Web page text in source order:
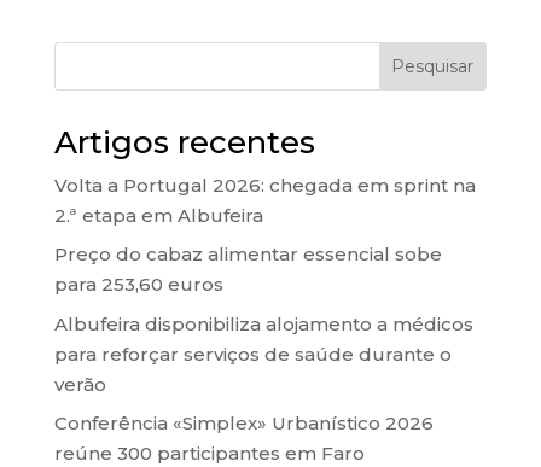
Pesquisar
Artigos recentes
Volta a Portugal 2026: chegada em sprint na
2.ª etapa em Albufeira
Preço do cabaz alimentar essencial sobe
para 253,60 euros
Albufeira disponibiliza alojamento a médicos
para reforçar serviços de saúde durante o
verão
Conferência «Simplex» Urbanístico 2026
reúne 300 participantes em Faro